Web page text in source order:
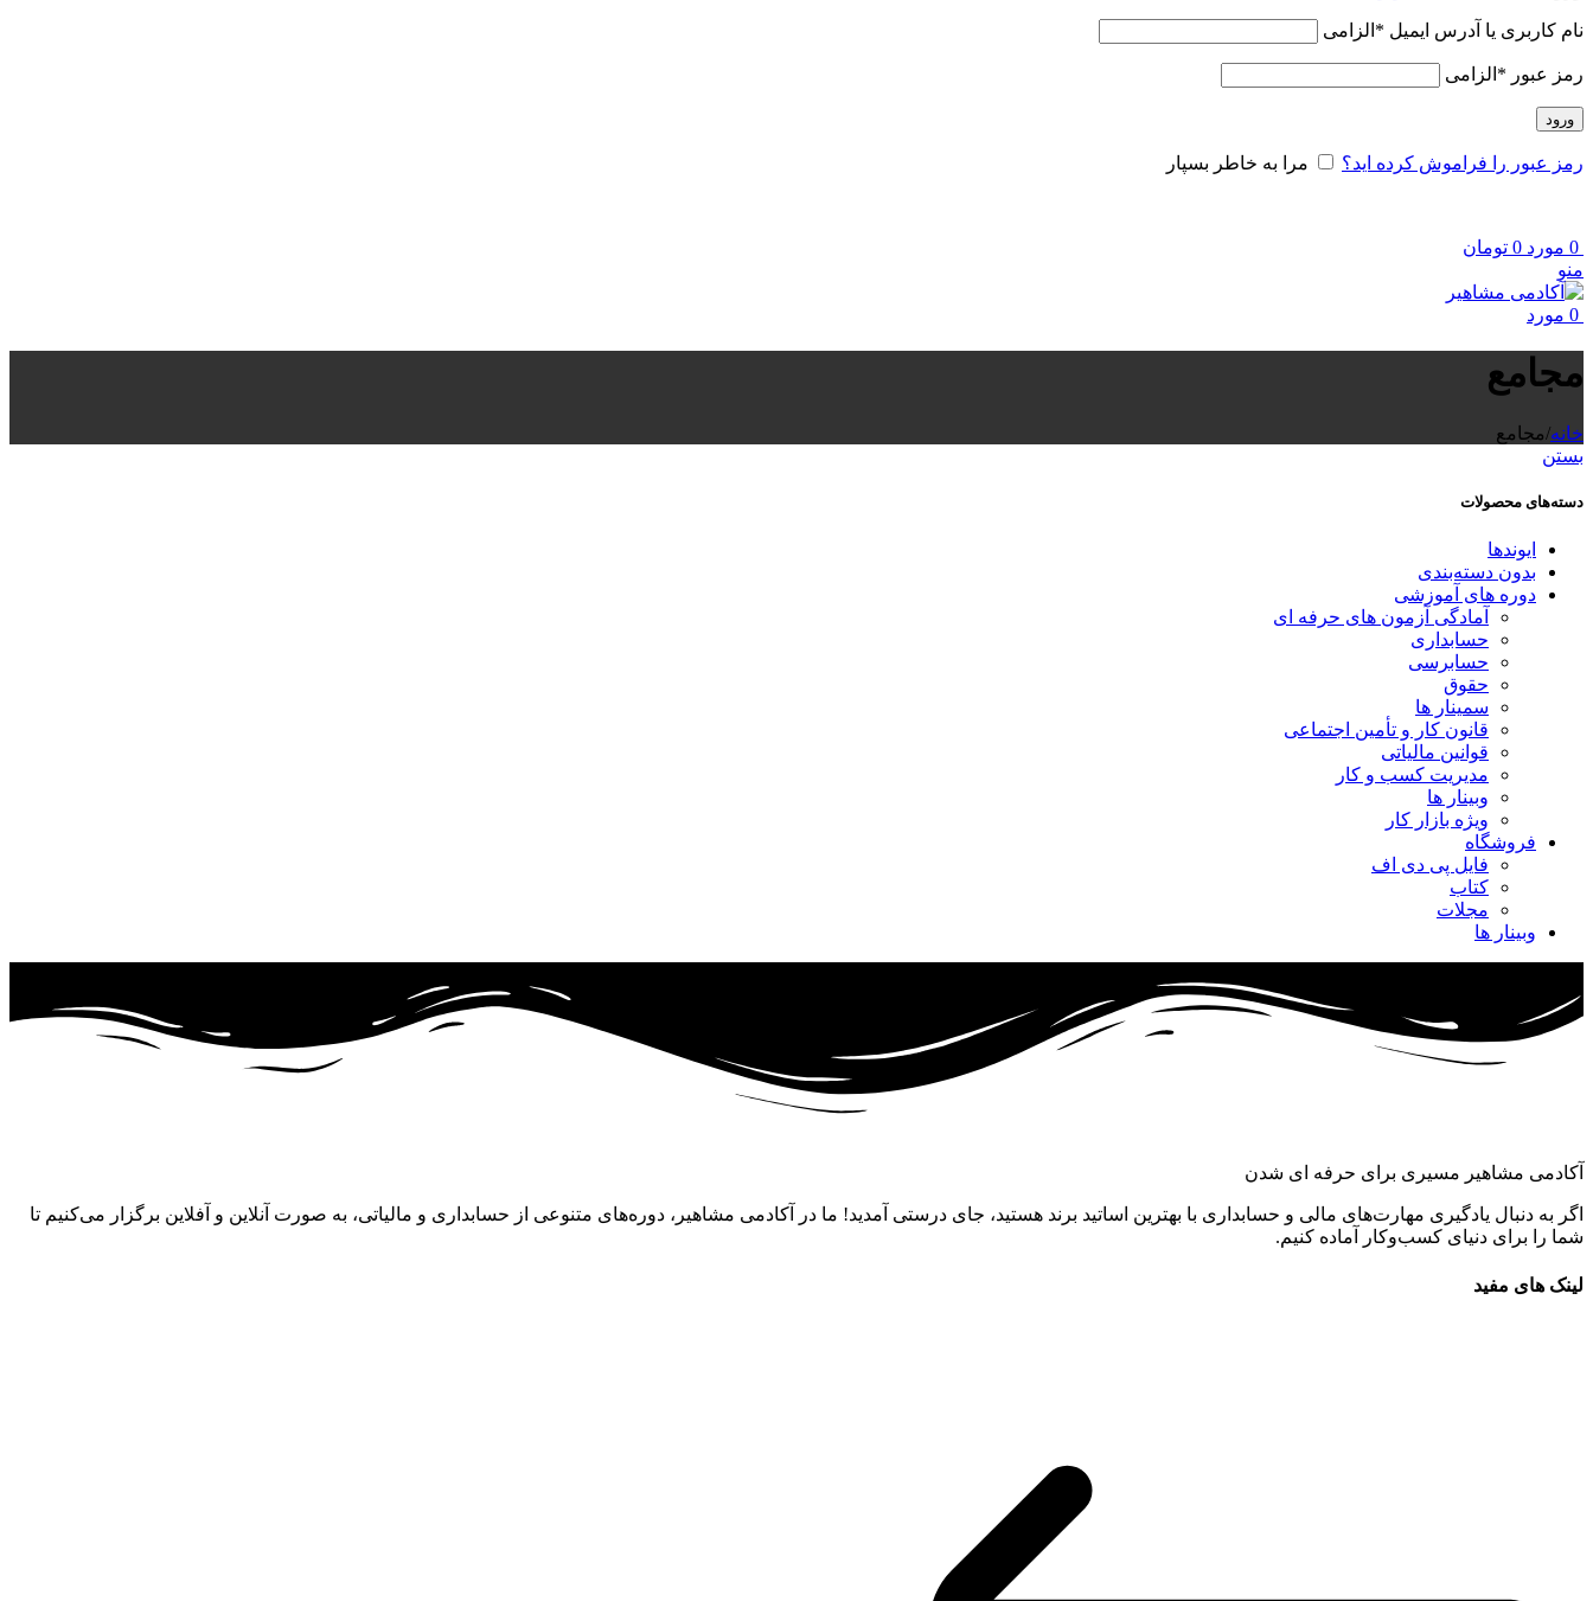
نام کاربری یا آدرس ایمیل * الزامی
رمز عبور * الزامی
ورود
رمز عبور را فراموش کرده اید؟ مرا به خاطر بسپار
0 مورد 0 تومان
منو
0 مورد
مجامع
خانه/مجامع
بستن
دسته‌های محصولات
ایوندها
بدون دسته‌بندی
دوره های آموزشی
آمادگی آزمون های حرفه ای
حسابداری
حسابرسی
حقوق
سمینار ها
قانون کار و تأمین اجتماعی
قوانین مالیاتی
مدیریت کسب و کار
وبینار ها
ویژه بازار کار
فروشگاه
فایل پی دی اف
کتاب
مجلات
وبینار ها
آکادمی مشاهیر مسیری برای حرفه ای شدن
اگر به دنبال یادگیری مهارت‌های مالی و حسابداری با بهترین اساتید برند هستید، جای درستی آمدید! ما در آکادمی مشاهیر، دوره‌های متنوعی از حسابداری و مالیاتی، به صورت آنلاین و آفلاین برگزار می‌کنیم تا
شما را برای دنیای کسب‌وکار آماده کنیم.
لینک های مفید